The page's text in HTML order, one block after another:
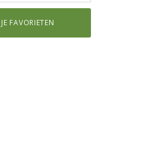
FAVORIETEN